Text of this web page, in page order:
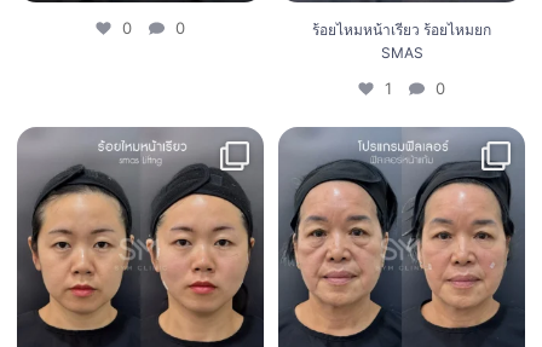
0 0
ร้อยไหมหน้าเรียว ร้อยไหมยก
SMAS
1 0
ร้อยไหมหน้าเรียว ร้อยไหมยก SMAS
1 0
โปรแกรมฟิลเลอร์หน้าแก้ม 4 CC
2 0